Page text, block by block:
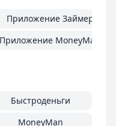
Приложение Займер
Приложение MoneyMan
Быстроденьги
MoneyMan